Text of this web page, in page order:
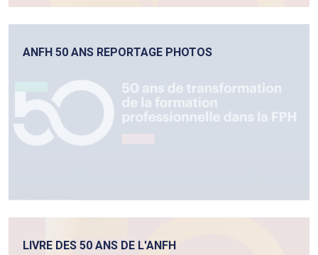
ANFH 50 ANS REPORTAGE PHOTOS
LIVRE DES 50 ANS DE L'ANFH